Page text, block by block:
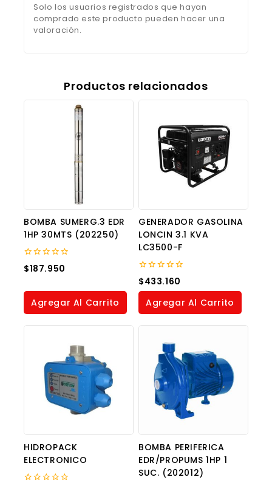
Solo los usuarios registrados que hayan
comprado este producto pueden hacer una
valoración.
Productos relacionados
BOMBA SUMERG.3 EDR
1HP 30MTS (202250)
0
out
5
$187.950
Agregar Al Carrito
GENERADOR GASOLINA
LONCIN 3.1 KVA
LC3500-F
0
out
of
$433.160
Agregar Al Carrito
HIDROPACK
ELECTRONICO
BOMBA PERIFERICA
EDR/PROPUMS 1HP 1
SUC. (202012)